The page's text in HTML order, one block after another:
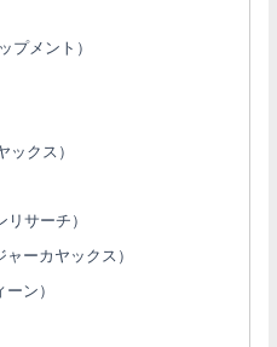
プメント）
ックス）
サーチ）
ーカヤックス）
ン）